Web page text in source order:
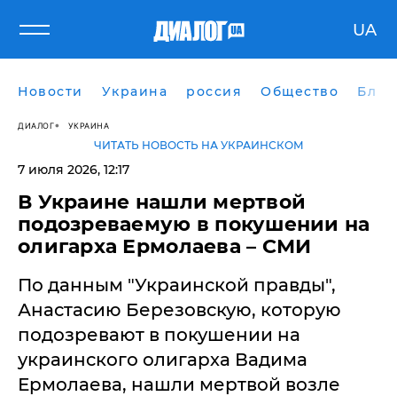
UA
Новости Украина россия Общество
ДИАЛОГ УКРАИНА
ЧИТАТЬ НОВОСТЬ НА УКРАИНСКОМ
7 июля 2026, 12:17
В Украине нашли мертвой
подозреваемую в покушении на
олигарха Ермолаева – СМИ
По данным "Украинской правды",
Анастасию Березовскую, которую
подозревают в покушении на
украинского олигарха Вадима
Ермолаева, нашли мертвой возле